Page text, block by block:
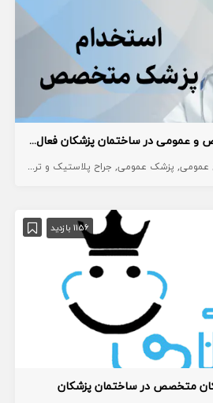
استخدام پزشکان متخصص و عمومی در ساختمان پزشکان فعال در اسلامشهر
عمومی پزشک عمومی جراح پلاستیک و ترمیمی
1156 بازدید
متخصص در ساختمان پزشکان